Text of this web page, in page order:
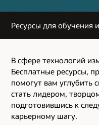
Ресурсы для обучения
В сфере технологий
Бесплатные ресурсы,
помогут вам углубить
стать лидером,
подготовившись к
карьерному шагу.